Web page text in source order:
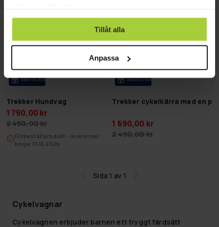
använt deras tjänster.
Tillåt alla
Anpassa
GRA­TIS LE­VE­RANS
Trekker Hundvag
1 790,00 kr
2 490,00 kr
Förbeställ produkt - leveranser
börjar 13.10.2026
GRA­TIS LE­VE­RANS
Trekker cykelkärra med en
1 690,00 kr
2 490,00 kr
Sida 1 av 1
Cykelvagnar
Cykelvagnen erbjuder barnen ett tryggt färdsätt